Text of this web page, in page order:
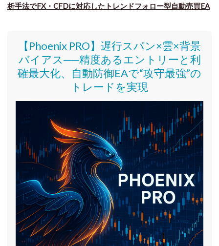
析手法でFX・CFDに対応したトレンドフォロー型自動売買EA
【Phoenix PRO】遅行スパン×雲×背景
バイアス──精度あるエントリーと利
確最大化、自動防御EAで“攻守最強”の
トレードを実現